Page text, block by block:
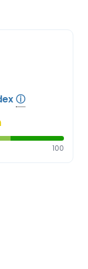
ⓘ
100